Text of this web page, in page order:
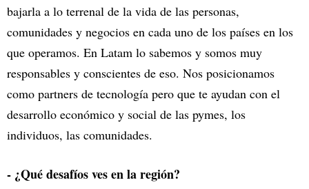
bajarla a lo terrenal de la vida de las personas,
comunidades y negocios en cada uno de los países en los
que operamos. En Latam lo sabemos y somos muy
responsables y conscientes de eso. Nos posicionamos
como partners de tecnología pero que te ayudan con el
desarrollo económico y social de las pymes, los
individuos, las comunidades.
- ¿Qué desafíos ves en la región?